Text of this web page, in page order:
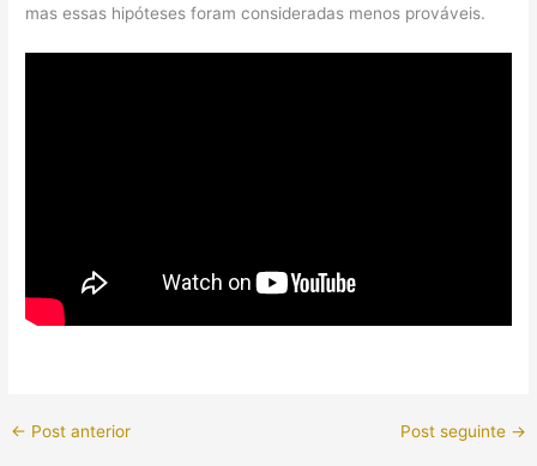
mas essas hipóteses foram consideradas menos prováveis.
← Post anterior Post seguinte →